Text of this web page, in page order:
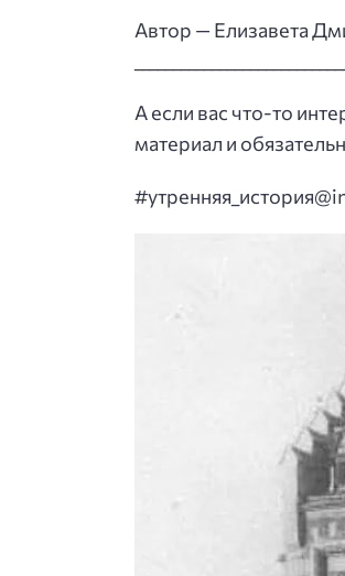
Автор — Елизавета
А если вас что-то
материал и